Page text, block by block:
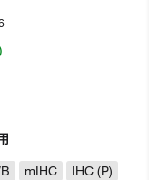
mIHC
IHC (P)